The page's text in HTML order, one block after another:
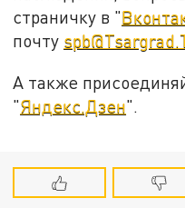
страничку в "
почту
А также
"Яндекс.Дзен".